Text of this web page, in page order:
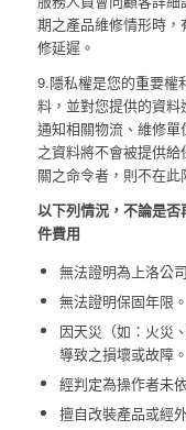
期之產品維修情形時
修延遲。
9.隱私權是您的重要權
料，並對您提供的資
通知相關物流、維修
之資料將不會被提供
關之命令者，則不在此
以下列情況，不論是
件費用
無法證明為上洛公
無法證明保固年限。
因天災（如：火災
導致之損壞或故障。
經判定為操作者未
擅自改裝產品或經